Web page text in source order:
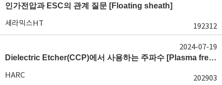
인가전압과 ESC의 관계 질문 [Floating sheath]
세라믹스HT 192312
Dielectric Etcher(CCP)에서 사용하는 주파수 [Plasma frequency 및 RF sheath]
HARC 202903
2024-07-19